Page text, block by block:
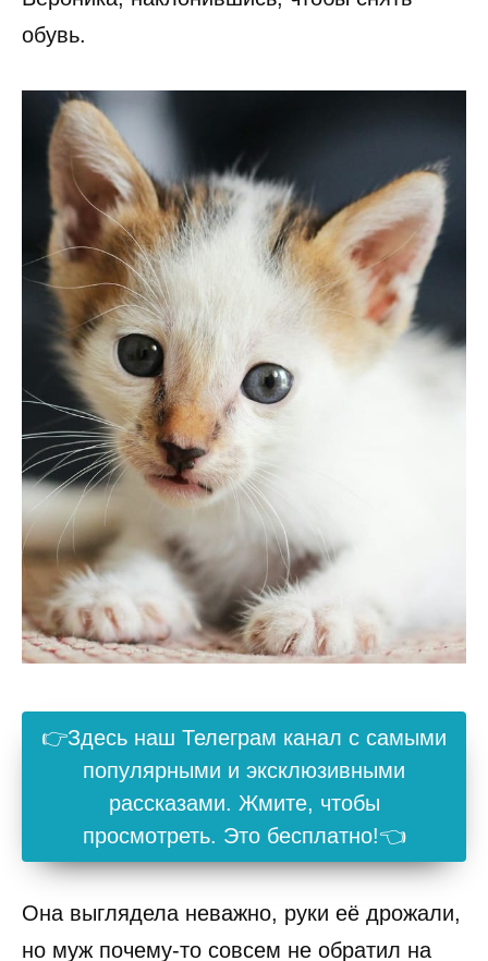
обувь.
👉Здесь наш Телеграм канал с самыми
популярными и эксклюзивными
рассказами. Жмите, чтобы
просмотреть. Это бесплатно!👈
Она выглядела неважно, руки её дрожали,
но муж почему-то совсем не обратил на